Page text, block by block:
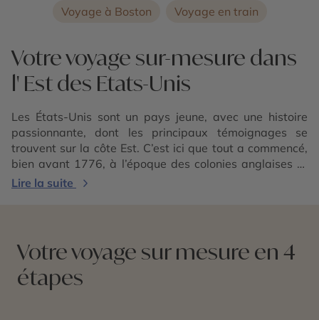
Voyage à Boston
Voyage en train
Votre voyage sur-mesure dans
l' Est des Etats-Unis
Les États-Unis sont un pays jeune, avec une histoire
passionnante, dont les principaux témoignages se
trouvent sur la côte Est. C’est ici que tout a commencé,
bien avant 1776, à l’époque des colonies anglaises et
françaises. Vous comprendrez pourquoi la Nouvelle-
rameaux des Appalaches, la région séduit par son
charme unique, balançant entre « vieille Europe » et
Nouveau Monde. Pas un village n’oublie d’entretenir son
patrimoine ou d’embellir son aspect, tout de bois vêtu, à
Lire la suite
Votre voyage sur mesure en 4
étapes